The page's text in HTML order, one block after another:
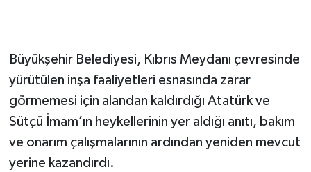
Büyükşehir Belediyesi, Kıbrıs Meydanı çevresinde
yürütülen inşa faaliyetleri esnasında zarar
görmemesi için alandan kaldırdığı Atatürk ve
Sütçü İmam’ın heykellerinin yer aldığı anıtı, bakım
ve onarım çalışmalarının ardından yeniden mevcut
yerine kazandırdı.